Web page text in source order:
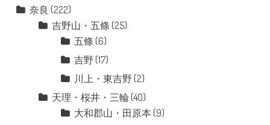
奈良 (222)
吉野山・五條 (25)
五條 (6)
吉野 (17)
川上・東吉野 (2)
天理・桜井・三輪 (40)
大和郡山・田原本 (9)